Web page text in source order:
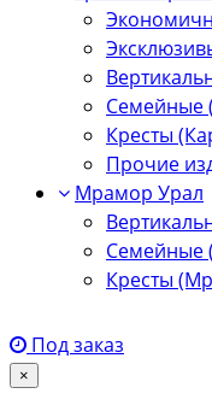
Семейные
Кресты
Прочие
Мрамор Урал
Семейные
Кресты
Под заказ
×